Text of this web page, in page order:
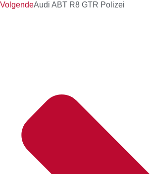
VolgendeAudi ABT R8 GTR Polizei